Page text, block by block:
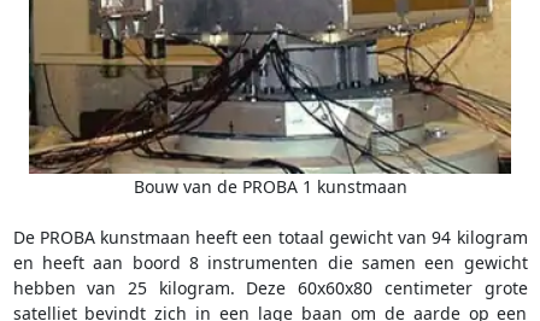
Bouw van de PROBA 1 kunstmaan
De PROBA kunstmaan heeft een totaal gewicht van 94 kilogram
en heeft aan boord 8 instrumenten die samen een gewicht
hebben van 25 kilogram. Deze 60x60x80 centimeter grote
satelliet bevindt zich in een lage baan om de aarde op een